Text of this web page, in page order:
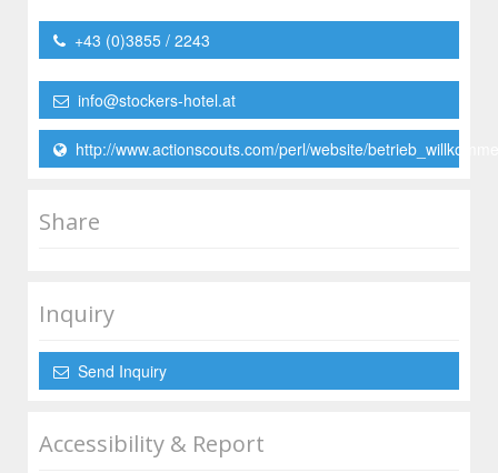
+43 (0)3855 / 2243
info@stockers-hotel.at
http://www.actionscouts.com/perl/website/
Share
Inquiry
Send Inquiry
Accessibility & Report